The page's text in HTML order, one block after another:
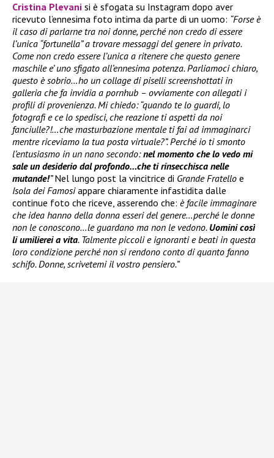
Cristina Plevani si è sfogata su Instagram dopo aver
ricevuto l’ennesima foto intima da parte di un uomo: “Forse è
il caso di parlarne tra noi donne, perché non credo di essere
l’unica “fortunella” a trovare messaggi del genere in privato.
Come non credo essere l’unica a ritenere che questo genere
maschile e’ uno sfigato all’ennesima potenza. Parliamoci chiaro,
questo è sobrio…ho un collage di piselli screenshottati in
galleria che fa invidia a pornhub – ovviamente con allegati i
profili di provenienza. Mi chiedo: “quando te lo guardi, lo
fotografi e ce lo spedisci, che reazione ti aspetti da noi
fanciulle?!…che masturbazione mentale ti fai ad immaginarci
mentre riceviamo la tua posta virtuale?”. Perché io ti smonto
l’entusiasmo in un nano secondo:nel momento che lo vedo mi
sale un desiderio dal profondo…che ti rinsecchisca nelle
mutande!”Nel lungo post la vincitrice di Grande Fratello e
Isola dei Famosiappare chiaramente infastidita dalle
continue foto che riceve, asserendo che: è facile immaginare
che idea hanno della donna esseri del genere…perché le donne
non le conoscono…le guardano ma non le vedono. Uomini così
li umilierei a vita. Talmente piccoli e ignoranti e beati in questa
loro condizione perché non si rendono conto di quanto fanno
schifo. Donne, scrivetemi il vostro pensiero.”